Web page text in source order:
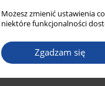
Możesz zmienić ustawienia
niektóre funkcjonalności
Zgadzam się